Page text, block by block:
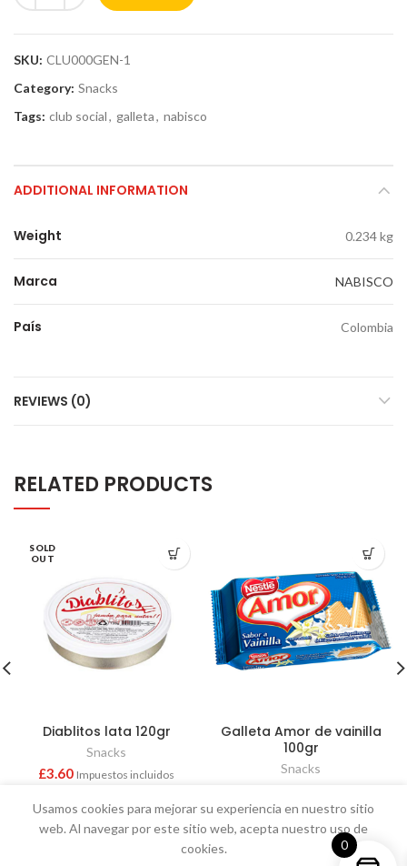
SKU: CLU000GEN-1
Category: Snacks
Tags: club social, galleta, nabisco
ADDITIONAL INFORMATION
Weight 0.234 kg
Marca NABISCO
País Colombia
REVIEWS (0)
RELATED PRODUCTS
SOLD
OUT
Diablitos lata 120gr
Snacks
£3.60 Impuestos incluidos
Galleta Amor de vainilla
100gr
Snacks
0
Usamos cookies para mejorar su experiencia en nuestro sitio
web. Al navegar por este sitio web, acepta nuestro uso de
cookies.